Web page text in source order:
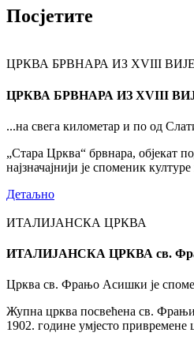
Посјетите
ЦРКВА БРВНАРА ИЗ XVIII
ЦРКВА БРВНАРА ИЗ XVIII
...на свега километар и по од
„Стара Црква“ брвнара, објекат
најзначајнији је споменик
Детаљно
ИТАЛИЈАНСКА ЦРКВА
ИТАЛИЈАНСКА ЦРКВА св.
Црква св. Фрањо Асишки је
Жупна црква посвећена св.
1902. године умјесто привремене